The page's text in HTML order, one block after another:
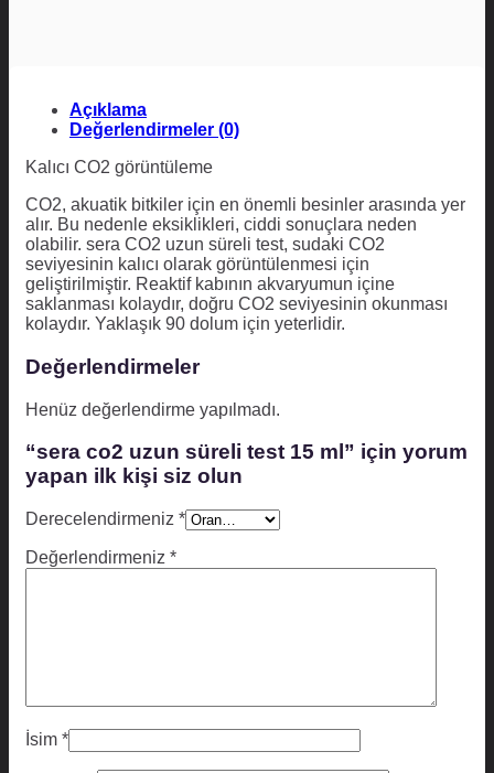
Açıklama
Değerlendirmeler (0)
Kalıcı CO2 görüntüleme
CO2, akuatik bitkiler için en önemli besinler arasında yer
alır. Bu nedenle eksiklikleri, ciddi sonuçlara neden
olabilir. sera CO2 uzun süreli test, sudaki CO2
seviyesinin kalıcı olarak görüntülenmesi için
geliştirilmiştir. Reaktif kabının akvaryumun içine
saklanması kolaydır, doğru CO2 seviyesinin okunması
kolaydır. Yaklaşık 90 dolum için yeterlidir.
Değerlendirmeler
Henüz değerlendirme yapılmadı.
“sera co2 uzun süreli test 15 ml” için yorum
yapan ilk kişi siz olun
Derecelendirmeniz *
Değerlendirmeniz *
İsim *